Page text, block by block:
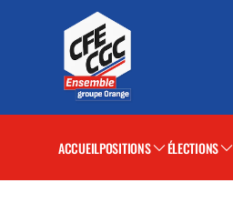
ACCUEILPOSITIONS ÉLECTIONS